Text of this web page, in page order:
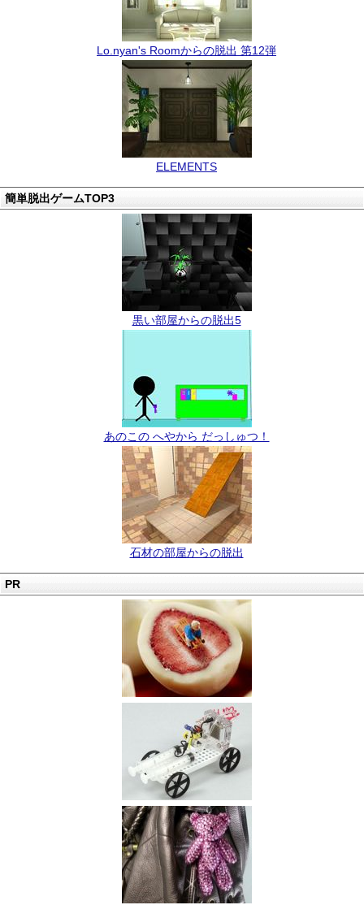
Lo.nyan's Roomからの脱出 第12弾
ELEMENTS
簡単脱出ゲームTOP3
黒い部屋からの脱出5
あのこの へやから だっしゅつ！
石材の部屋からの脱出
PR